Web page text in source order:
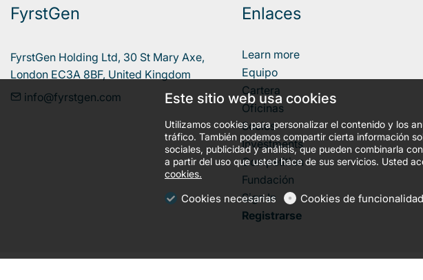
FyrstGen
FyrstGen Holding Ltd, 30 St Mary Axe,
London EC3A 8BF, United Kingdom
info@fyrstgen.com
Enlaces
Learn more
Equipo
Cartera
Oficinas
Socios
Investments
Competition
Fundación
Sign In
Registrarse
Este sitio web usa cookies
Utilizamos cookies para personalizar el contenido y los
tráfico. También podemos compartir cierta información
sociales, publicidad y análisis, que pueden combinarla
a partir del uso que usted hace de sus servicios. Usted
cookies.
Cookies necesarias Cookies de funcionalidad